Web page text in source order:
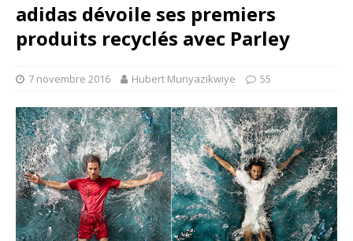
adidas dévoile ses premiers
produits recyclés avec Parley
7 novembre 2016 Hubert Munyazikwiye 55